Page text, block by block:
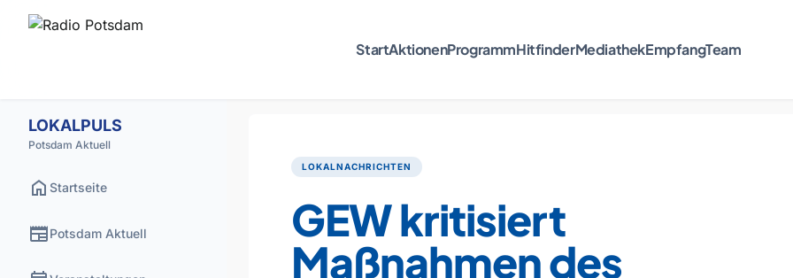
StartAktionenProgrammHitfinderMediathekEmpfangTeam
LOKALPULS
Potsdam Aktuell
home Startseite
newspaperPotsdam Aktuell
LOKALNACHRICHTEN
GEW kritisiert
Maßnahmen des